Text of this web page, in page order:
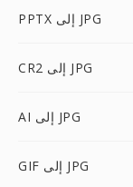
PPTX إلى JPG
CR2 إلى JPG
AI إلى JPG
GIF إلى JPG